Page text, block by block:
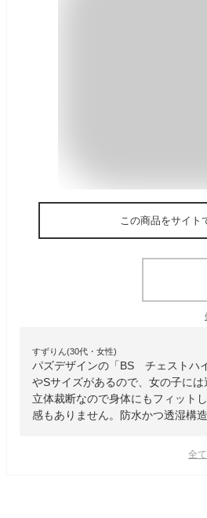
この商品をサイト
すずりん(30代・女性)
パズデザインの「BS チェストハ
やSサイズがあるので、女の子に
立体裁断なので身体にもフィット
感もありません。防水かつ透湿構
全